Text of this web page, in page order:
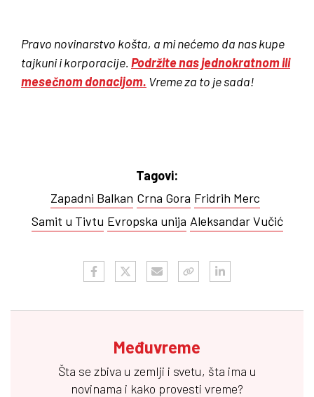
Pravo novinarstvo košta, a mi nećemo da nas kupe
tajkuni i korporacije. Podržite nas jednokratnom ili
mesečnom donacijom. Vreme za to je sada!
Tagovi:
Zapadni Balkan Crna Gora Fridrih Merc
Samit u Tivtu Evropska unija Aleksandar Vučić
Međuvreme
Šta se zbiva u zemlji i svetu, šta ima u
novinama i kako provesti vreme?